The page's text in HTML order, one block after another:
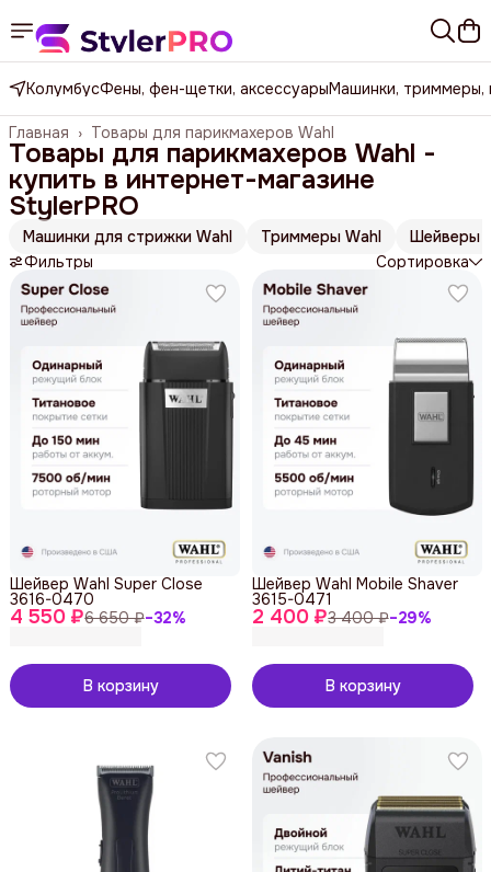
КолумбусФены, фен-щетки, аксессуарыМашинки, триммеры,
Товары для парикмахеров Wahl
Главная ›
Товары для парикмахеров Wahl -
купить в интернет-магазине
StylerPRO
Машинки для стрижки Wahl Триммеры Wahl
Шейверы
Фильтры
Сортировка
4 550 ₽6 650 ₽−32%
Шейвер Wahl Super Close
3616-0470
В корзину
2 400 ₽3 400 ₽−29%
Шейвер Wahl Mobile Shaver
3615-0471
В корзину